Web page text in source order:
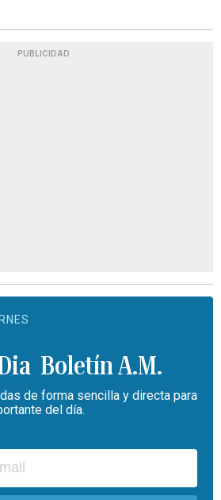
PUBLICIDAD
Boletín A.M.
de forma sencilla y directa para
del día.